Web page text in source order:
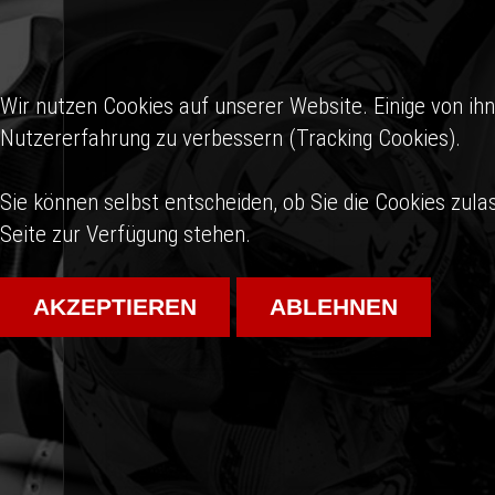
Wir nutzen Cookies auf unserer Website. Einige von
Nutzererfahrung zu verbessern (Tracking Cookies).
Sie können selbst entscheiden, ob Sie die Cookies
Seite zur Verfügung stehen.
AKZEPTIEREN ABLEHNEN